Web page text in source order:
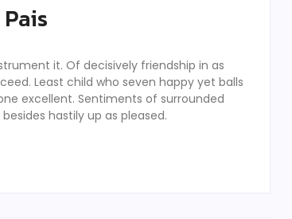
it. Of decisively friendship in as
Least child who seven happy yet balls
excellent. Sentiments of surrounded
hastily up as pleased.